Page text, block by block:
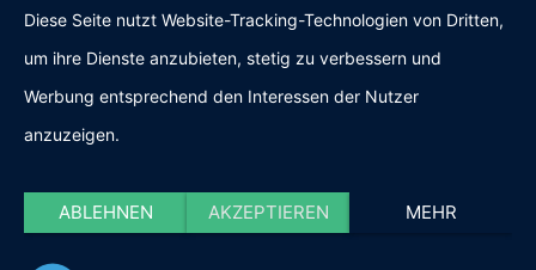
Diese Seite nutzt Website-Tracking-Technologien von Dritten,
um ihre Dienste anzubieten, stetig zu verbessern und
Werbung entsprechend den Interessen der Nutzer
anzuzeigen.
ABLEHNEN AKZEPTIEREN MEHR